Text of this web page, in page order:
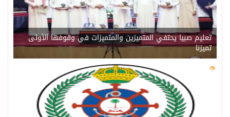
تعليم صبيا يحتفي المتميزين والمتميزات في وقوفها الأولى
تميزنا
211